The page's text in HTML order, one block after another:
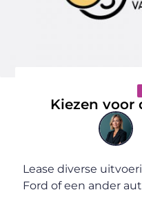
Kiezen voor
Lease diverse
Ford of een ander